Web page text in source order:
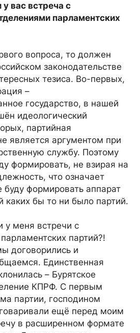
вас встреча с
парламентских
вопроса, то должен
законодательстве
тезиса. Во-первых,
–
государство, в нашей
идеологический
партийная
является аргументом при
службу. Поэтому
формировать, не взирая на
что означает
буду формировать аппарат
каких бы то ни было партий.
у меня встречи с
партий?!
договорились и
Единственная
– Бурятское
КПРФ. С первым
партии, господином
ещё перед моим
в расширенном формате